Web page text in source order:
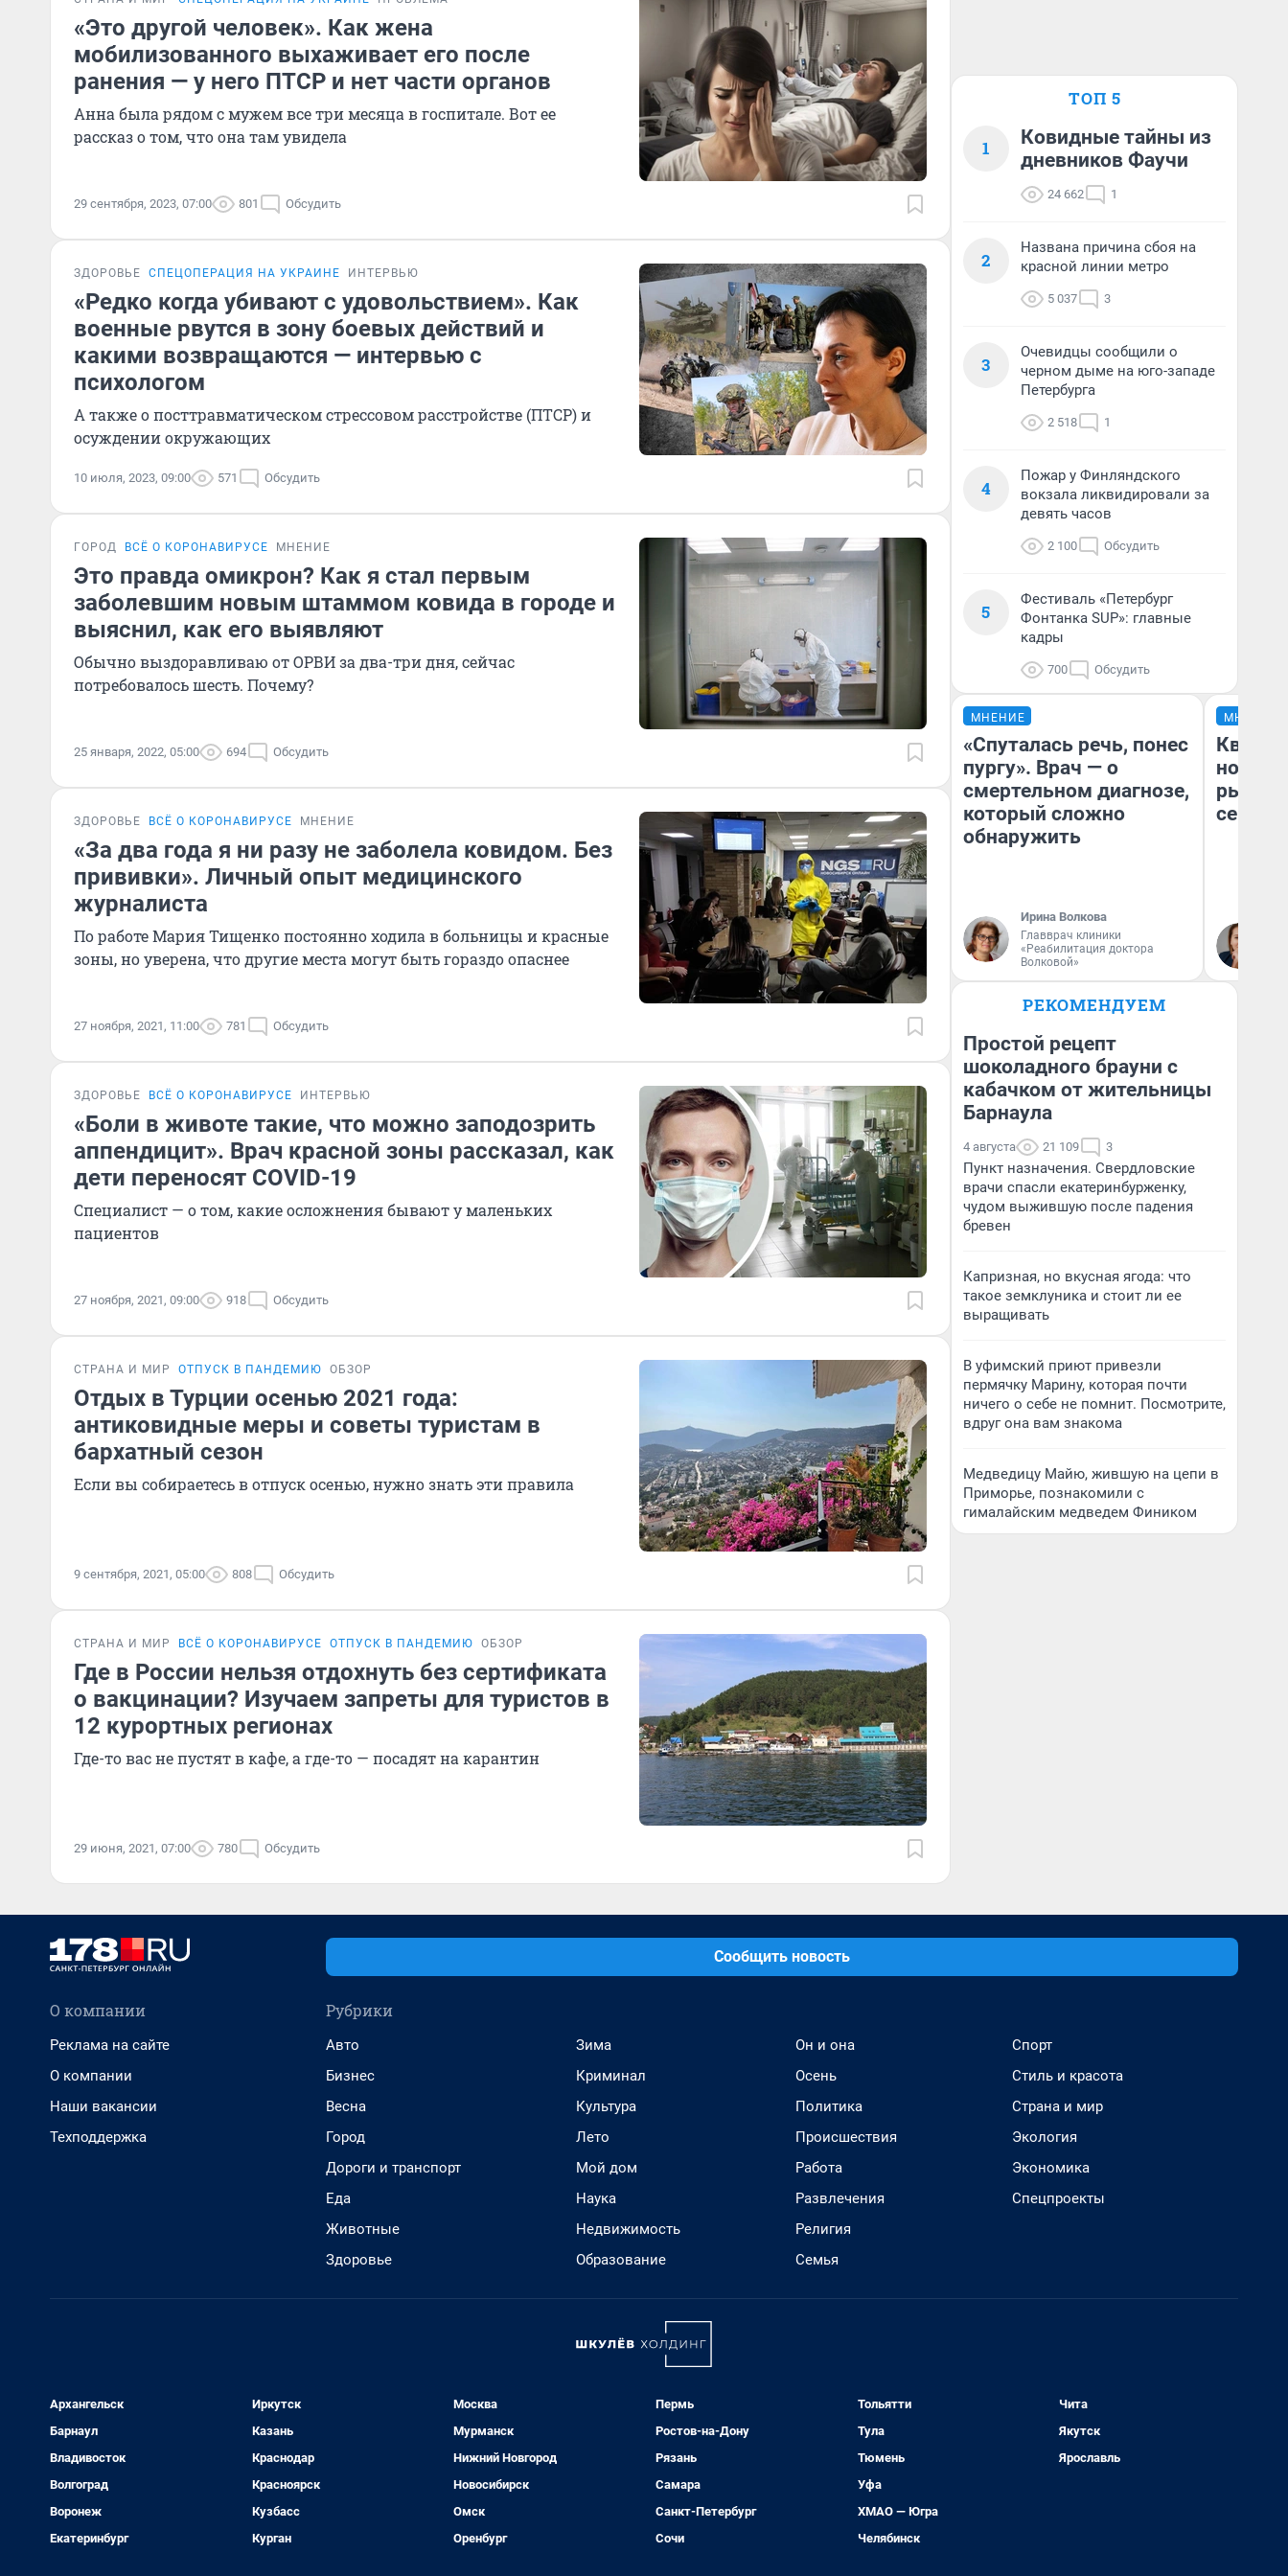
«Это другой человек». Как жена
мобилизованного выхаживает его после
ранения — у него ПТСР и нет части органов
Анна была рядом с мужем все три месяца в госпитале. Вот ее
рассказ о том, что она там увидела
29 сентября, 2023, 07:00 801 Обсудить
ЗДОРОВЬЕ СПЕЦОПЕРАЦИЯ НА УКРАИНЕ ИНТЕРВЬЮ
«Редко когда убивают с удовольствием». Как
военные рвутся в зону боевых действий и
какими возвращаются — интервью с
психологом
А также о посттравматическом стрессовом расстройстве (ПТСР) и
осуждении окружающих
10 июля, 2023, 09:00 571 Обсудить
ГОРОД ВСЁ О КОРОНАВИРУСЕ МНЕНИЕ
Это правда омикрон? Как я стал первым
заболевшим новым штаммом ковида в городе и
выяснил, как его выявляют
Обычно выздоравливаю от ОРВИ за два-три дня, сейчас
потребовалось шесть. Почему?
25 января, 2022, 05:00 694 Обсудить
ЗДОРОВЬЕ ВСЁ О КОРОНАВИРУСЕ МНЕНИЕ
«За два года я ни разу не заболела ковидом. Без
прививки». Личный опыт медицинского
журналиста
По работе Мария Тищенко постоянно ходила в больницы и красные
зоны, но уверена, что другие места могут быть гораздо опаснее
27 ноября, 2021, 11:00 781 Обсудить
ЗДОРОВЬЕ ВСЁ О КОРОНАВИРУСЕ ИНТЕРВЬЮ
«Боли в животе такие, что можно заподозрить
аппендицит». Врач красной зоны рассказал, как
дети переносят COVID-19
Специалист — о том, какие осложнения бывают у маленьких
пациентов
27 ноября, 2021, 09:00 918 Обсудить
СТРАНА И МИР ОТПУСК В ПАНДЕМИЮ ОБЗОР
Отдых в Турции осенью 2021 года:
антиковидные меры и советы туристам в
бархатный сезон
Если вы собираетесь в отпуск осенью, нужно знать эти правила
9 сентября, 2021, 05:00 808 Обсудить
СТРАНА И МИР ВСЁ О КОРОНАВИРУСЕ ОТПУСК В ПАНДЕМИЮ ОБЗОР
Где в России нельзя отдохнуть без сертификата
о вакцинации? Изучаем запреты для туристов в
12 курортных регионах
Где-то вас не пустят в кафе, а где-то — посадят на карантин
29 июня, 2021, 07:00 780 Обсудить
ТОП 5
1
Ковидные тайны из
дневников Фаучи
24 662 1
2
Названа причина сбоя на
красной линии метро
5 037 3
3
Очевидцы сообщили о
черном дыме на юго-западе
Петербурга
2 518 1
4
Пожар у Финляндского
вокзала ликвидировали за
девять часов
2 100 Обсудить
5
Фестиваль «Петербург
Фонтанка SUP»: главные
кадры
700 Обсудить
МНЕНИЕ
«Спуталась речь, понес
пургу». Врач — о
смертельном диагнозе,
который сложно
обнаружить
Ирина Волкова
Главврач клиники
«Реабилитация доктора
Волковой»
МНЕНИЕ
но
рынок
РЕКОМЕНДУЕМ
Простой рецепт
шоколадного брауни с
кабачком от жительницы
Барнаула
4 августа 21 109 3
Пункт назначения. Свердловские
врачи спасли екатеринбурженку,
чудом выжившую после падения
бревен
Капризная, но вкусная ягода: что
такое земклуника и стоит ли ее
выращивать
В уфимский приют привезли
пермячку Марину, которая почти
ничего о себе не помнит. Посмотрите,
вдруг она вам знакома
Медведицу Майю, жившую на цепи в
Приморье, познакомили с
гималайским медведем Фиником
Сообщить новость
О компании
Реклама на сайте
О компании
Наши вакансии
Техподдержка
Рубрики
Авто
Бизнес
Весна
Город
Дороги и транспорт
Еда
Животные
Здоровье
Зима
Криминал
Культура
Лето
Мой дом
Наука
Недвижимость
Образование
Он и она
Осень
Политика
Происшествия
Работа
Развлечения
Религия
Семья
Спорт
Стиль и красота
Страна и мир
Экология
Экономика
Спецпроекты
Архангельск
Барнаул
Владивосток
Волгоград
Воронеж
Екатеринбург
Иркутск
Казань
Краснодар
Красноярск
Кузбасс
Курган
Москва
Мурманск
Нижний Новгород
Новосибирск
Омск
Оренбург
Пермь
Ростов-на-Дону
Рязань
Самара
Санкт-Петербург
Сочи
Тольятти
Тула
Тюмень
Уфа
ХМАО — Югра
Челябинск
Чита
Якутск
Ярославль